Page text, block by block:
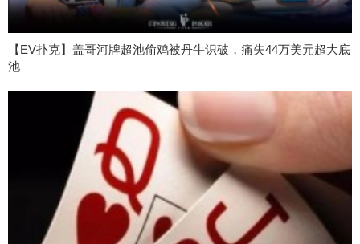
【EV扑克】盖哥河牌超池偷鸡被丹牛识破，痛失44万美元超大底
池